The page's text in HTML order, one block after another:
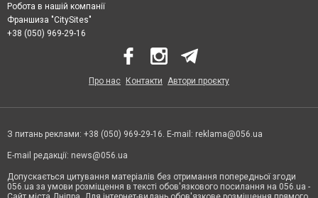
Робота в нашій компанії
Франшиза "CitySites"
+38 (050) 969-29-16
Про нас Контакти Автори проєкту
З питань реклами: +38 (050) 969-29-16. E-mail: reklama@056.ua
E-mail редакції: news@056.ua
Допускається цитування матеріалів без отримання попередньої згоди
056.ua за умови розміщення в тексті обов'язкового посилання на 056.ua -